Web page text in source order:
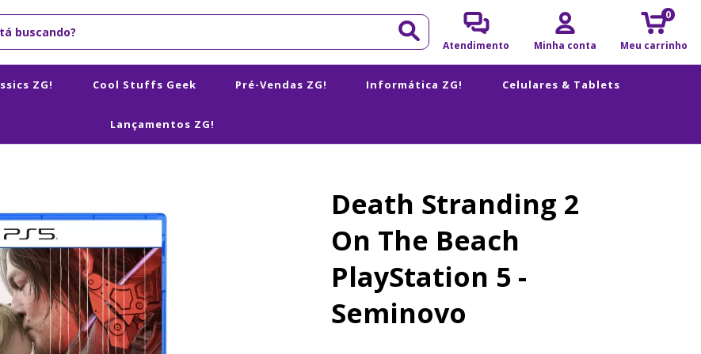
Atendimento Minha conta Meu carrinho
0
ZG! Cool Stuffs Geek Pré-Vendas ZG! Informática ZG! Celulares & Tablets
Lançamentos ZG!
Death Stranding 2
On The Beach
PlayStation 5 -
Seminovo